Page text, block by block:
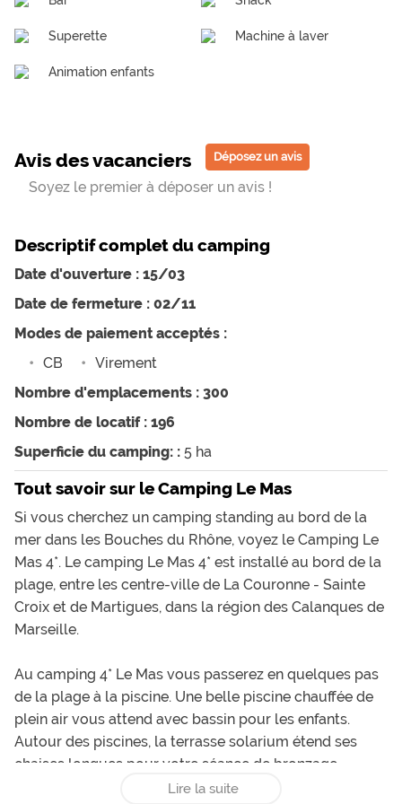
Superette Machine à laver
Animation enfants
Avis des vacanciers Déposez un avis
Soyez le premier à déposer un avis !
Descriptif complet du camping
Date d'ouverture : 15/03
Date de fermeture : 02/11
Modes de paiement acceptés :
CB
Virement
Nombre d'emplacements : 300
Nombre de locatif : 196
Superficie du camping: : 5 ha
Tout savoir sur le Camping Le Mas
Si vous cherchez un camping standing au bord de la
mer dans les Bouches du Rhône, voyez le Camping Le
Mas 4*. Le camping Le Mas 4* est installé au bord de la
plage, entre les centre-ville de La Couronne - Sainte
Croix et de Martigues, dans la région des Calanques de
Marseille.
Au camping 4* Le Mas vous passerez en quelques pas
de la plage à la piscine. Une belle piscine chauffée de
plein air vous attend avec bassin pour les enfants.
Autour des piscines, la terrasse solarium étend ses
chaises longues pour votre séance de bronzage.
Lire la suite